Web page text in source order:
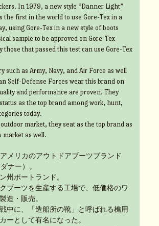
In 1979, a new style “Danner Light”
the first in the world to use Gore-Tex in a
using Gore-Tex in a new style of boots
sample to be approved on Gore-Tex
those that passed this test can use Gore-Tex
such as Army, Navy, and Air Force as well
Self-Defense Forces wear this brand on
and performance are proven. They
as the top brand among work, hunt,
today.
market, they seat as the top brand as
market as well.
メリカのアウトドアブーツブランド
ナー）。
州ポートランド。
ブーツを生産する工場で、低価格のワ
造・販売。
中に、「造船所の靴」と呼ばれる樵用
ーとして有名になった。